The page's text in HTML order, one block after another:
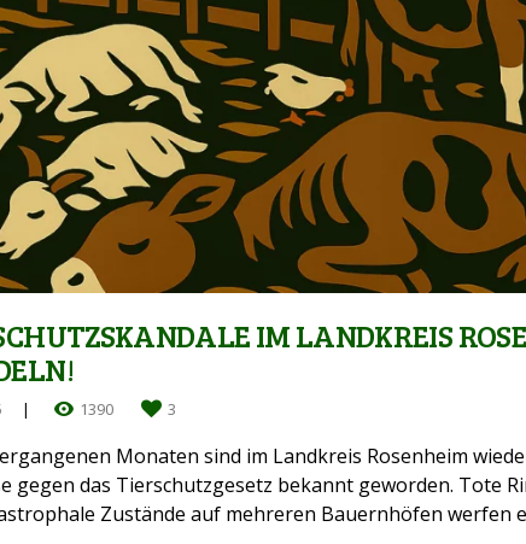
IM LANDKREIS
1390 3
Monaten sind im Landkreis Rosenheim
gegen das Tierschutzgesetz bekannt geworden. Tote
Zustände auf mehreren Bauernhöfen werfen